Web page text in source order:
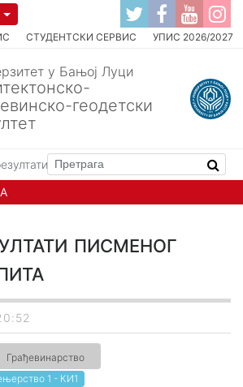
СТУДЕНТСКИ СЕРВИС УПИС 2026/2027
у Бањој Луци
геодетски
писменог дијела испита
писменог
Грађевинарство
1 - КИ1